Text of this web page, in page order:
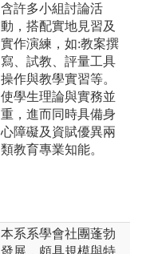
含許多小組討論活
動，搭配實地見習及
實作演練，如:教案撰
寫、試教、評量工具
操作與教學實習等。
使學生理論與實務並
重，進而同時具備身
心障礙及資賦優異兩
類教育專業知能。
本系系學會社團蓬勃
發展，頗具規模與特